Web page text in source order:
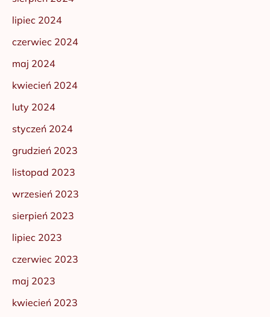
lipiec 2024
czerwiec 2024
maj 2024
kwiecień 2024
luty 2024
styczeń 2024
grudzień 2023
listopad 2023
wrzesień 2023
sierpień 2023
lipiec 2023
czerwiec 2023
maj 2023
kwiecień 2023